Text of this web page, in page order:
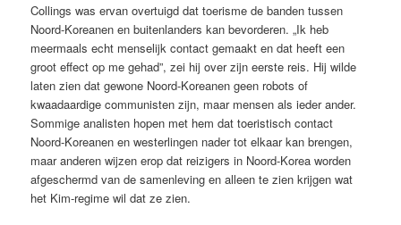
Collings was ervan overtuigd dat toerisme de banden tussen
Noord-Koreanen en buitenlanders kan bevorderen. „Ik heb
meermaals echt menselijk contact gemaakt en dat heeft een
groot effect op me gehad”, zei hij over zijn eerste reis. Hij wilde
laten zien dat gewone Noord-Koreanen geen robots of
kwaadaardige communisten zijn, maar mensen als ieder ander.
Sommige analisten hopen met hem dat toeristisch contact
Noord-Koreanen en westerlingen nader tot elkaar kan brengen,
maar anderen wijzen erop dat reizigers in Noord-Korea worden
afgeschermd van de samenleving en alleen te zien krijgen wat
het Kim-regime wil dat ze zien.